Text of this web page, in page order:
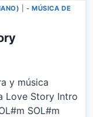
|- MÚSICA DE
y música
Love Story Intro
SOL#m